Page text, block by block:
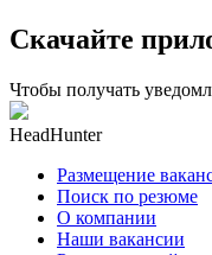
Скачайте
Чтобы получать
HeadHunter
Размещение
Поиск по резюме
О компании
Наши вакансии